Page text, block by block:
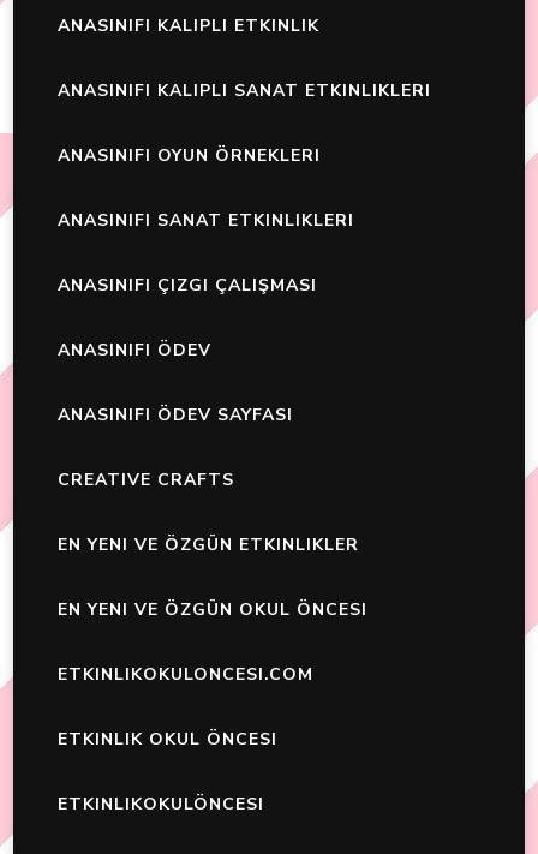
ANASINIFI KALIPLI ETKINLIK
ANASINIFI KALIPLI SANAT ETKINLIKLERI
ANASINIFI OYUN ÖRNEKLERI
ANASINIFI SANAT ETKINLIKLERI
ANASINIFI ÇIZGI ÇALIŞMASI
ANASINIFI ÖDEV
ANASINIFI ÖDEV SAYFASI
CREATIVE CRAFTS
EN YENI VE ÖZGÜN ETKINLIKLER
EN YENI VE ÖZGÜN OKUL ÖNCESI
ETKINLIKOKULONCESI.COM
ETKINLIK OKUL ÖNCESI
ETKINLIKOKULÖNCESI